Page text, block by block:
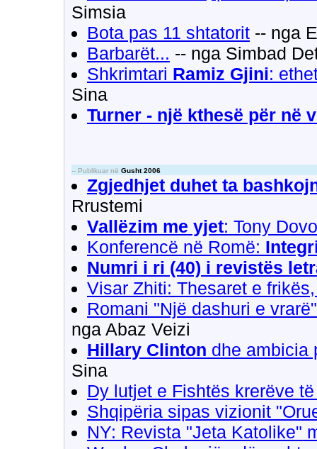
Simsia
Bota pas 11 shtatorit -- nga
Barbarët... -- nga Simbad
Shkrimtari Ramiz Gjini:
Sina
Turner - një kthesë për në
-- Publikuar në Gusht 2006
Zgjedhjet duhet ta
Rrustemi
Vallëzim me yjet: Tony
Konferencë në Romë:
Numri i ri (40) i revistës
Visar Zhiti: Thesaret e
Romani "Një dashuri e
nga Abaz Veizi
Hillary Clinton dhe ambicia
Sina
Dy lutjet e Fishtës krerëve
Shqipëria sipas vizionit
NY: Revista "Jeta Katolike"